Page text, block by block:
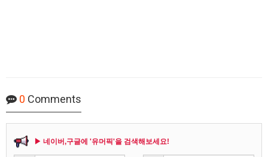
0 Comments
▶ 네이버,구글에 '유머픽'을 검색해보세요!